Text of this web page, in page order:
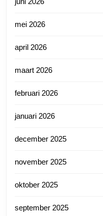
mei 2026
april 2026
maart 2026
februari 2026
januari 2026
december 2025
november 2025
oktober 2025
september 2025